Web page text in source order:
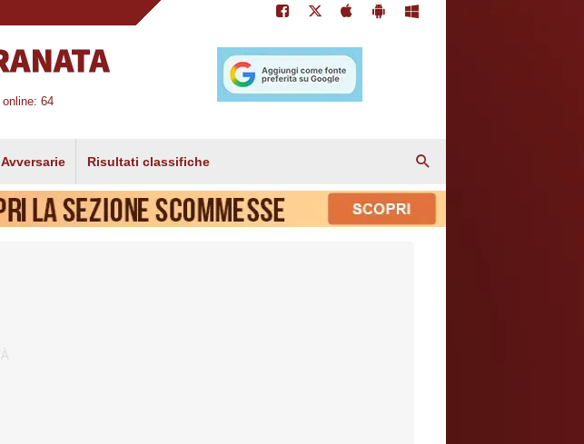
online: 64
Avversarie Risultati classifiche